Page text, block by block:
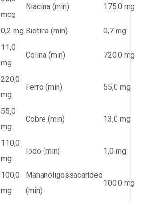
mcg
Niacina (min) 175,0 mg
0,2 mg Biotina (min)
0,7 mg
11,0
mg
Colina (min) 720,0 mg
220,0
mg
Ferro (min) 55,0 mg
55,0
mg
Cobre (min) 13,0 mg
110,0
mg
Iodo (min) 1,0 mg
100,0
mg
Mananoligossacarídeo
(min)
100,0 mg